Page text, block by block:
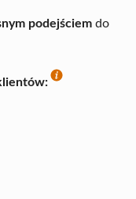
podejściem do